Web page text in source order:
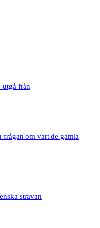
utgå från
frågan om vart de gamla
strävan